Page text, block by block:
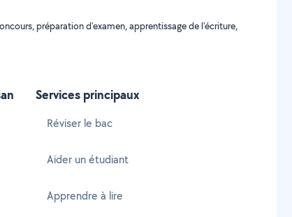
préparation d'examen, apprentissage de l'écriture,
Services principaux
Réviser le bac
Aider un étudiant
Apprendre à lire